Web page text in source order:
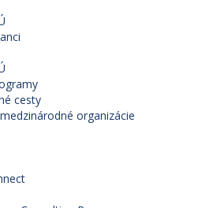
cesty
organizácie